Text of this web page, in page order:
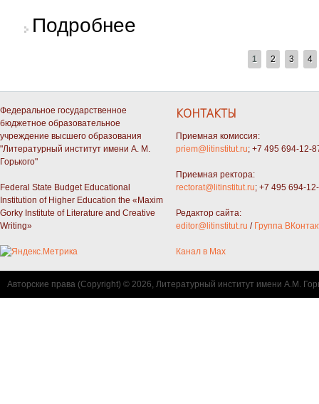
Подробнее
1 2 3 4
Федеральное государственное
бюджетное образовательное
учреждение высшего образования
"Литературный институт имени А. М.
Горького"
Federal State Budget Educational
Institution of Higher Education the «Maxim
Gorky Institute of Literature and Creative
Writing»
КОНТАКТЫ
Приемная комиссия:
priem@litinstitut.ru; +7 495 694-12-
Приемная ректора:
rectorat@litinstitut.ru; +7 495 694-
Редактор сайта:
editor@litinstitut.ru / Группа
Канал в Max
Авторские права (Copyright) © 2026, Литературный институт имени А.М.